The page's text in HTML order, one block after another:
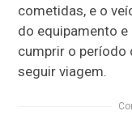
cometidas, e o
do equipamento
cumprir o período
seguir viagem.